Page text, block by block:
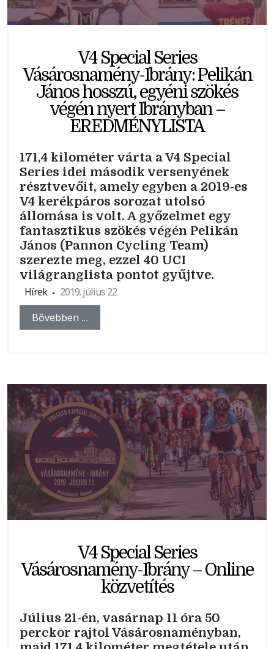
V4 Special Series
Vásárosnamény-Ibrány: Pelikán
János hosszú, egyéni szökés
végén nyert Ibrányban –
EREDMÉNYLISTA
171,4 kilométer várta a V4 Special
Series idei második versenyének
résztvevőit, amely egyben a 2019-es
V4 kerékpáros sorozat utolsó
állomása is volt. A győzelmet egy
fantasztikus szökés végén Pelikán
János (Pannon Cycling Team)
szerezte meg, ezzel 40 UCI
világranglista pontot gyűjtve.
Hírek
2019. július 22
Bővebben …
V4 Special Series
Vásárosnamény-Ibrány – Online
közvetítés
Július 21-én, vasárnap 11 óra 50
perckor rajtol Vásárosnaményban,